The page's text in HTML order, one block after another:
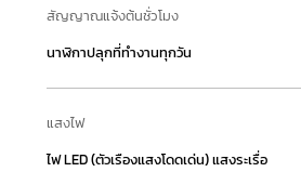
สัญญาณแจ้งต้นชั่วโมง
นาฬิกาปลุกที่ทำงานทุกวัน
แสงไฟ
ไฟ LED (ตัวเรืองแสงโดดเด่น) แสงระเรื่อ